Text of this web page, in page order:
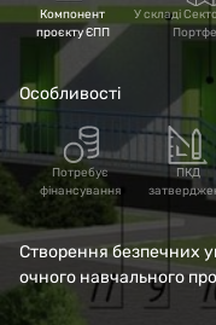
Компонент
проєкту ЄПП
У складі
Особливості
Потребує
фінансування
ПКД
Створення безпечних
очного навчального